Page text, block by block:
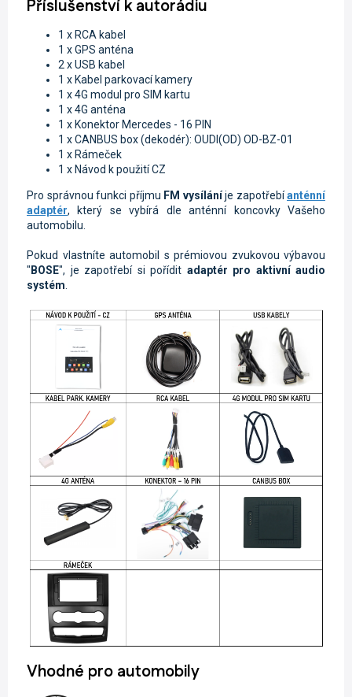
Příslušenství k autorádiu
1 x RCA kabel
1 x GPS anténa
2 x USB kabel
1 x Kabel parkovací kamery
1 x 4G modul pro SIM kartu
1 x 4G anténa
1 x Konektor Mercedes - 16 PIN
1 x CANBUS box (dekodér): OUDI(OD) OD-BZ-01
1 x Rámeček
1 x Návod k použití CZ
Pro správnou funkci příjmu FM vysíláníje zapotřebíanténní
adaptér, který se vybírá dle anténní koncovky Vašeho
automobilu.
Pokud vlastníte automobil s prémiovou zvukovou výbavou
" BOSE", je zapotřebí si pořídit adaptér pro aktivní audio
systém.
Vhodné pro automobily